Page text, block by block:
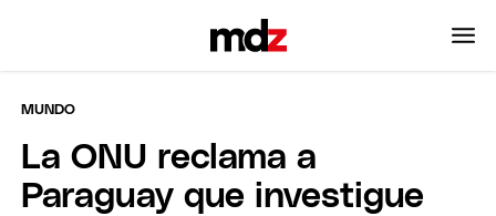
MUNDO
La ONU reclama a
Paraguay que investigue